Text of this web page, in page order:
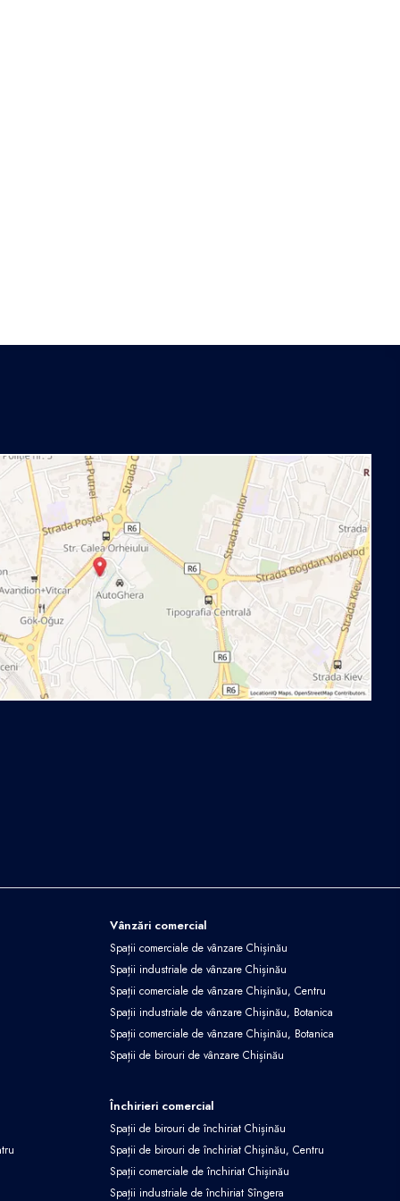
Vânzări comercial
Spații comerciale de vânzare Chișinău
Spații industriale de vânzare Chișinău
Spații comerciale de vânzare Chișinău, Centru
Spații industriale de vânzare Chișinău, Botanica
Spații comerciale de vânzare Chișinău, Botanica
Spații de birouri de vânzare Chișinău
Închirieri comercial
Spații de birouri de închiriat Chișinău
Spații de birouri de închiriat Chișinău, Centru
Spații comerciale de închiriat Chișinău
Spații industriale de închiriat Sîngera